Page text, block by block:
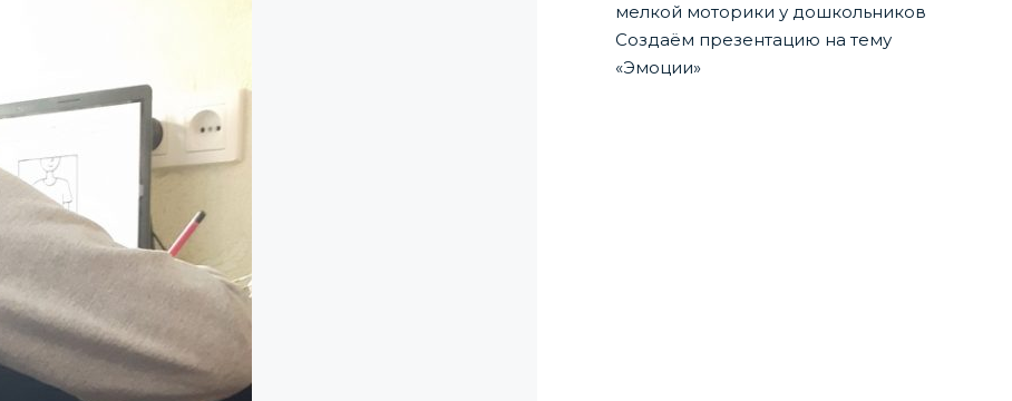
мелкой моторики у дошкольников
Создаём презентацию на тему
«Эмоции»